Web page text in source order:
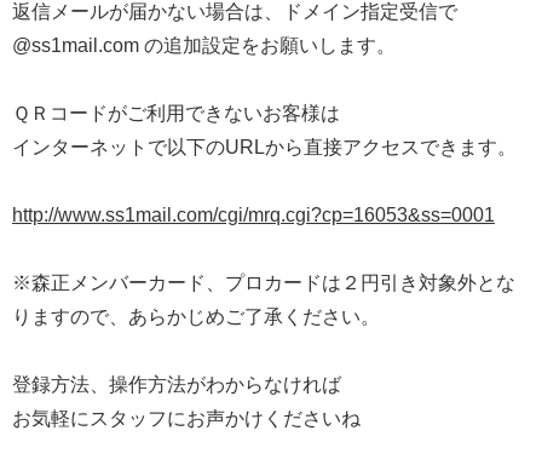
返信メールが届かない場合は、ドメイン指定受信で
@ss1mail.com の追加設定をお願いします。
ＱＲコードがご利用できないお客様は
インターネットで以下のURLから直接アクセスできます。
http://www.ss1mail.com/cgi/mrq.cgi?cp=16053&ss=0001
※森正メンバーカード、プロカードは２円引き対象外とな
りますので、あらかじめご了承ください。
登録方法、操作方法がわからなければ
お気軽にスタッフにお声かけくださいね